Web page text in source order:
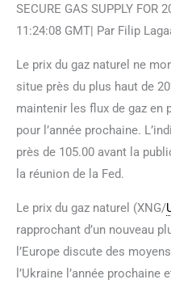
SECURE GAS SUPPLY FOR
11:24:08 GMT| Par Filip
Le prix du gaz naturel ne
situe près du plus haut de
maintenir les flux de gaz en
pour l’année prochaine.
près de 105.00 avant la
la réunion de la Fed.
Le prix du gaz naturel (XNG/
rapprochant d’un nouveau
l’Europe discute des
l’Ukraine l’année